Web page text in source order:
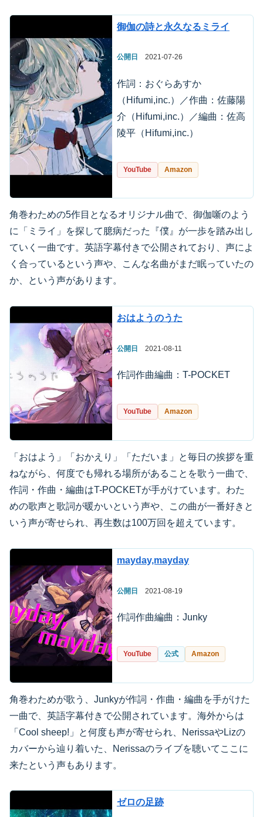
御伽の詩と永久なるミライ
公開日 2021-07-26
作詞：おぐらあすか
（Hifumi,inc.）／作曲：佐藤陽
介（Hifumi,inc.）／編曲：佐高
陵平（Hifumi,inc.）
YouTube Amazon
角巻わための5作目となるオリジナル曲で、御伽噺のよう
に「ミライ」を探して臆病だった『僕』が一歩を踏み出し
ていく一曲です。英語字幕付きで公開されており、声によ
く合っているという声や、こんな名曲がまだ眠っていたの
か、という声があります。
おはようのうた
公開日 2021-08-11
作詞作曲編曲：T-POCKET
YouTube Amazon
「おはよう」「おかえり」「ただいま」と毎日の挨拶を重
ねながら、何度でも帰れる場所があることを歌う一曲で、
作詞・作曲・編曲はT-POCKETが手がけています。わた
めの歌声と歌詞が暖かいという声や、この曲が一番好きと
いう声が寄せられ、再生数は100万回を超えています。
mayday,mayday
公開日 2021-08-19
作詞作曲編曲：Junky
YouTube 公式 Amazon
角巻わためが歌う、Junkyが作詞・作曲・編曲を手がけた
一曲で、英語字幕付きで公開されています。海外からは
「Cool sheep!」と何度も声が寄せられ、NerissaやLizの
カバーから辿り着いた、Nerissaのライブを聴いてここに
来たという声もあります。
ゼロの足跡